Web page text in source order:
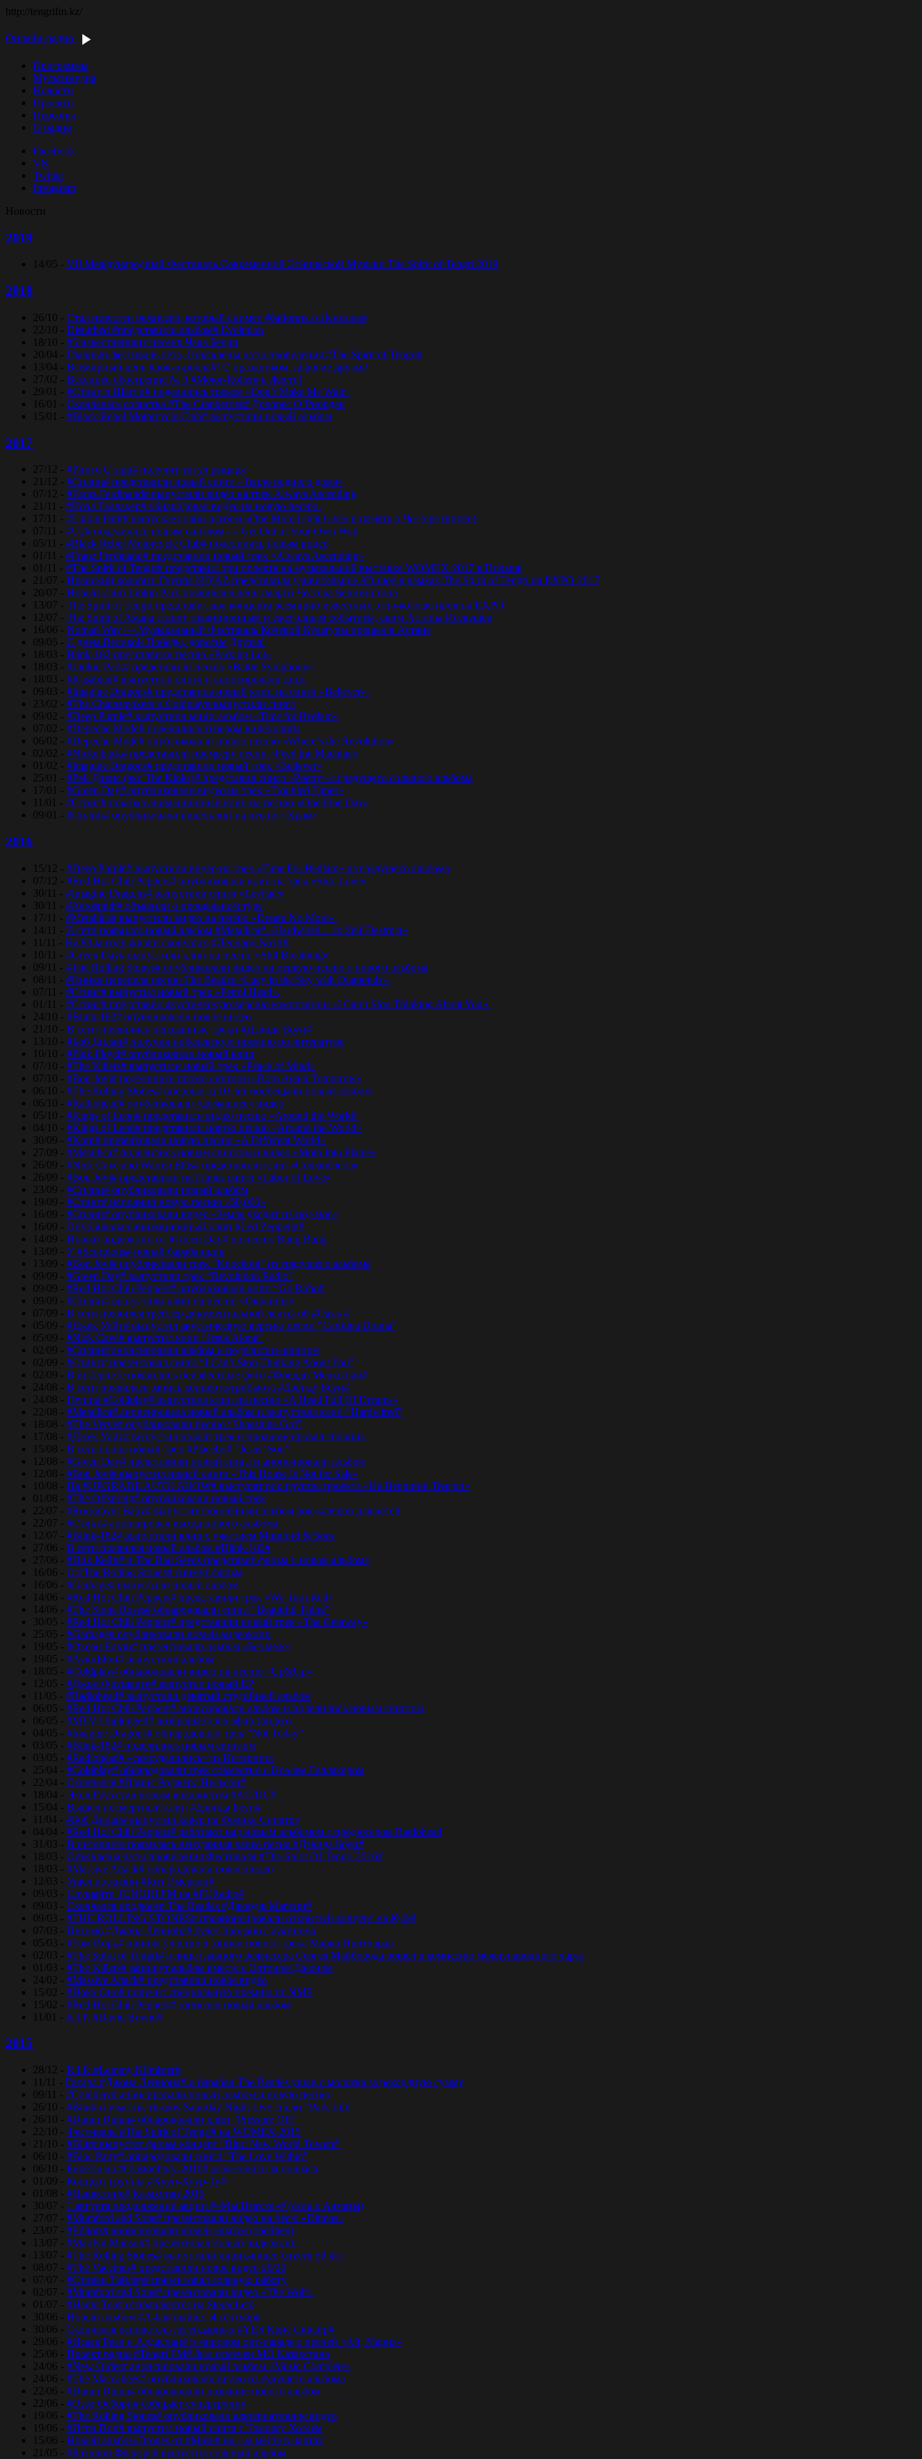
http://tengrifm.kz/
Онлайн-радио
Программы
Мультимедиа
Новости
Проекты
Персоны
О радио
Facebook
VK
Twitter
Instagram
Новости
2019
14/05 - VII Международный Фестиваль Современной Этнической Музыки The Spirit of Tengri 2019
2018
26/10 - Стал известен режиссёр, который снимет #байопик о Ленноне#
22/10 - Disturbed #представили альбом# Evolution
18/10 - #5 известнейших песен# Чака Берри
20/04 - Главный фестиваль лета. Объявлены даты проведения #The Spirit of Tengri#
13/04 - Всемирный день #рок-н-ролла#! С праздником, дорогие друзья!
27/02 - Весеннее обострение № 3 #Motor-Roller# в Жести!
29/01 - #Стинг и Шэгги# поделились треком «Don’t Make Me Wait»
16/01 - Скончалась солистка #The Cranberries# Долорес O’Риордан
15/01 - #Black Rebel Motorcycle Club# выпустили новый альбом
2017
27/12 - #Ринго Старр# получит титул рыцаря
21/12 - #Сплин# представили новый сингл «Тепло родного дома»
07/12 - #Franz Ferdinand# выпустили видео на трек Always Ascending
21/11 - #Ноэл Галлахер# обнародовал видео на новую песню.
17/11 - #Linkin Park# выпускает лайв-альбом «One More Light Live» в память о Честере (видео).
07/11 - #U2# поделились новым синглом — Get Out of Your Own Way
05/11 - #Black Rebel Motorcycle Club# поделились новым видео
01/11 - #Franz Ferdinand# представили новый трек «Always Ascending»
01/11 - #The Spirit of Tengri# представил три проекта на музыкальной выставке WOMEX-2017 в Польше
21/07 - Иранский колорит. Группа NIYAZ представила удивительное 3D-шоу в рамках The Spirit of Tengri на EXPO-2017
20/07 - Новый клип Linkin Park появился в день смерти Честера Беннингтона
13/07 - The Spirit of Tengri представит два концерта всемирно известных этно-коллективов на EXPO
12/07 - The Spirit of Astana станет традиционным и ежегодным событием, аким Астаны Исекешев
16/06 - Nomad Way — Музыкальный Фестиваль Кочевой Культуры прошел в Астане
09/05 - С днем Великой Победы, дорогие Друзья!
18/03 - Blink-182 представили песню «Parking Lot»
18/03 - #Linkin Park# представили песню «Bаttlе Sуmphоnу»
18/03 - #Kasabian# выпустили сингл и анонсировали диск
09/03 - #Imagine Dragons# представила новый клип на сингл «Believer».
23/02 - #The Chainsmokers и Coldplay# выпустили сингл
09/02 - #Deep Purple# выпустили мини-альбом «Time for Bedlam»
07/02 - #Depeche Mode# поделились тизером видеоклипа
06/02 - #Depeche Mode# опубликоавли новую песню «Where’s the Revolution»
02/02 - #Nickelback# представили премьеру песни «Feed the Machine»
01/02 - #Imagine Dragons# представили новый трек «Believer»
25/01 - #Рэй Дэвис (экс The Kinks)# представил сингл «Poetry» с грядущего сольного альбома
17/01 - #Green Day# опубликовали видео на трек «Troubled Times»
11/01 - #Стинг# показал анимационный клип на песню «One Fine Day»
09/01 - #Сплин# опубликовали видеоклип на песню «Храм»
2016
15/12 - #Deep Purple# выпустили видео на трек «Time For Bedlam» из грядущего альбома
07/12 - #Red Hot Chili Peppers# опубликовали клип на трек «Sick Love»
30/11 - #Imagine Dragons# выпустили сингл «Levitate»
30/11 - #Aerosmith# объявили о прощальном туре
17/11 - #Metallica# выпустили видео на песню «Dream No More».
14/11 - В сети появился новый альбом #Metallica# «Hardwired… to Self-Destruct»
11/11 - На 83-м году жизни скончался #Леонард Коэн#.
10/11 - #Green Day# выпустили клип на песню «Still Breathing»
09/11 - #The Rolling Stones# опубликовали видео на первую песню с нового альбома
08/11 - #Пинк# перепела песню The Beatles «Lucy in the Sky with Diamonds».
07/11 - #Стинг# выпустил новый трек «Petrol Head».
01/11 - #Стинг# представил акустическую версию композиции «I Can’t Stop Thinking About You».
24/10 - #Blink-182# опубликовали новое видео
21/10 - В сети появились неизданные треки #Дэвида Боуи#
13/10 - #Боб Дилан# получил нобелевскую премию по литературе
10/10 - #Pink Floyd# опубликовали новый клип
07/10 - #The Killers# выпустили новый трек «Peace of Mind»
07/10 - #Bon Jovi# поделились промо-синглом «Born Again Tomorrow»
06/10 - #The Rolling Stones# впервые за 10 лет пообещали новый альбом
06/10 - #Radiohead# опубликовали «домашнее» видео
05/10 - #Kings of Leon# представили видео песню «Around the World»
04/10 - #Kings of Leon# представили новую песню «Around the World»
30/09 - #Korn# презентовали новую песню «A Different World»
27/09 - #Metallica# поделились новым синглом и видео «Moth Into Flame»
26/09 - #Nick Cave and Warren Ellis# представили клип «Comancheria»
26/09 - #Bon Jovi# представили на iTunes сингл «Labor of Love»
23/09 - #Сплин# опубликовали новый альбом
19/09 - #Стинг# исполнил новую песню «50,000»
16/09 - #Сплин# опубликовали видео «Земля уходит из-под ног»
16/09 - Опубликован анимационный клип #Led Zeppelin#
14/09 - Новый видеоклип от #Green Day# на песню Bang Bang
13/09 - У #Scorpions# новый барабанщик
13/09 - #Bon Jovi# опубликовали трек “Knockout” из грядущего альбома
09/09 - #Green Day# выпустили трек “Revolution Radio”
09/09 - #Red Hot Chili Peppers# опубликовали клип “Go Robot”
09/09 - #Сплин# выпустили клип на песню «Окраины»
07/09 - В сети появился трейлер документальной ленты об #Oasis #
05/09 - #Джек Уайт# выпустил акустическую версию песни “Carolina Drama”
05/09 - #Nick Cave# выпустил клип “Jesus Alone”
02/09 - #Сплин# анонсировали альбом и поделились клипом
02/09 - #Стинг# презентовал сингл “I Can’t Stop Thinking About You”
02/09 - В интернете появились неизвестные фото #Фредди Меркьюри#
24/08 - В сети появилась запись концерта-трибьюта #Дэвиду Боуи#
24/08 - Группа #Coldplay# выпустила клип на песню «A Head Full Of Dreams»
22/08 - #Metallica# анонсировала новый альбом и выпустила клип “Hardwired”
18/08 - #The Verve# опубликовали песню “Shoeshine Girl”
17/08 - #Джек Уайт# выпустил новый трек и проанонсировал сборник
15/08 - В сеть попал новый трек #Placebo# “Jesus’ Son”
12/08 - #Green Day# представили новый сингл и анонсировали альбом
12/08 - #Bon Jovi# выпустил новый сингл «This House Is Not for Sale»
10/08 - На #UPGRADE AUTO SHOW# выступят рок-группы проекта «На Вершине Тенгри»
01/08 - #The Offspring# опубликовали новый трек
22/07 - #Rockabye! Baby# выпустит юбилейный альбом рок-каверов для детей
22/07 - #Стинг# анонсировал выход нового альбома
12/07 - #Blink-182# выпустили клип с участием Mumford & Sons
27/06 - В сети появился новый альбом #Blink-182#
27/06 - #Ник Кейв# и The Bad Seeds представят фильм о новом альбоме
16/06 - О #The Rolling Stones# снимут фильм
16/06 - #Garbage# выпустили новый альбом
14/06 - #Red Hot Chili Peppers# представили трек «We Turn Red»
14/06 - #The Stone Roses# обнародовали сингл “Beautiful Thing”
30/05 - #Red Hot Chili Peppers# представили новый трек «The Getaway»
25/05 - #Garbage# опубликовали новый видеоклип
19/05 - #Океан Ельзи# презентовали альбом «Без меж»
19/05 - #АукцЫон# выпустили альбом
18/05 - #Coldplay# обнародовали видео на песню «Up&Up»
12/05 - #Джон Фрушанте# выпустил новый ЕР
11/05 - #Radiohead# выпустили девятый студийный альбом
06/05 - #Red Hot Chili Peppers# анонсировали альбом и поделились новым синглом
06/05 - #MTV Unplugged# возвращается в эфир (видео)
04/05 - #Imagine Dragons# обнародовали трек “Not Today”
03/05 - #Blink-182# поделились новым синглом
03/05 - #Radiohead# «самоудалились» из Интернета
25/04 - #Coldplay# обнародовали трек совместно с Ноэлем Галлахером
22/04 - Скончался #Принс Роджерс Нельсон#
18/04 - Эксл Роуз стал новым вокалистом #AC/DC#
15/04 - Вышел посмертный клип #Дэвида Боуи#
11/04 - #Боб Дилан# выпустил кавер на Фрэнка Синатру
04/04 - #Red Hot Chili Peppers# работают над новым альбомом с продюсером Radiohead
31/03 - В интернете появилась неизданная ранее песня #Дэвида Боуи#
18/03 - Объявлены даты проведения Фестиваля #The Spirit Of Tengri 2016#
18/03 - #Massive Attack# обнародовали новое видео
12/03 - Ушёл из жизни #Кит Эмерсон#
09/03 - Слушайте TENGRI FM на #PCRadio#
09/03 - Скончался продюсер The Beatles #Джордж Мартин#
09/03 - #THE ROLLING STONES# проанонсировали открытый концерт на Кубе!
07/03 - Письмо #Джона Леннона# будет продано с аукциона
05/03 - #Том Йорк# принял участие в записи нового трека Марка Притчарда
02/03 - #The Spirit of Tengri# в лице главного режиссера Сергея Майборода вошел в комиссию международного чарта
01/03 - #The Killers# запишут альбом вместе с Элтоном Джоном
24/02 - #Massive Attack# представили новое видео
15/02 - #Йоко Оно# получит специальную премию от NME
15/02 - #Red Hot Chili Peppers# записали новый альбом
11/01 - R.I.P. #David Bowie#
2015
28/12 - R.I.P. #Lemmy Kilmister#
11/11 - Гитара #Джона Леннона# и барабан The Beatles ушли с молотка за рекордную сумму
09/11 - #Coldplay# анонсировали новый альбом и новую песню
26/10 - #Blur# и участик тв-шоу Saturday Night Live спели “Park Life”
26/10 - #Duran Duran# обнародовали клип “Pressure Off”
22/10 - Фестиваль #The Spirit of Tengri# на WOMEX 2015
21/10 - #Blur# выпустят фильм-концерт “Blur: New World Towers”
06/10 - #Bloc Party# обнародовали сингл “The Love Within”
06/10 - Билеты на #Glastonbury-2016# разлетелись за полчаса
01/09 - Концерт группы #Хуун-Хуур-Ту#
01/08 - #Нашествие# Казахстан 2015
30/07 - 1 августа продолжение акции #«Мы Вместе»# (сель в Алматы)
27/07 - #Mumford and Sons# презентовали видео на песю «Ditmas»
23/07 - #Editors# анонсировали новый альбом (трейлер)
13/07 - #Marilyn Manson# презентовал новый видеоклип
13/07 - #The Rolling Stones# выпустили лирик-видео спустя 50 лет
08/07 - #The Vaccines# представили новое видео 20/20
07/07 - #Стивен Тайлер# презентовал сольную работу
02/07 - #Mumford and Sons# презентовали видео «The Wolf»
01/07 - #Hadnt Tea# отправляются на StereoLeto
30/06 - Новый альбом #A-ha# выйдет 4 сентября
30/06 - Скончался основатель легендарных #YES Крис Сквайр#
29/06 - #Исаак Реал и Алдаспан# в мировом хит-параде с песней «Ай, Мария»
25/06 - Проект радио #Tengri FM# был отмечен МО Казахстана
24/06 - #New Order# анонсировали новый альбом «Music Complete»
24/06 - #The Maccabees# опубликовали видео из будущего альбома
22/06 - #Duran Duran# обнародовали название нового альбом
22/06 - #Оззи Осборн# собирает супергруппу
19/06 - #The Rolling Stones# опубликовали альтернативное видео
19/06 - #Игги Поп# выпустил новый сингл с Томоясу Хотеем
15/06 - Новый альбом Drones от #Muse# на 1-м месте в чартах
21/05 - #Брэндон Флауэрс# выпустил сольный альбом